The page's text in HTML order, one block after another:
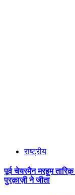
राष्ट्रीय
पूर्व चेयरमैन मरहूम
पुरक़ाज़ी ने जीता